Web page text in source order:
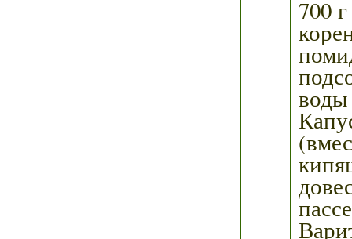
700
воды